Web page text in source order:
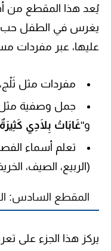
يُعد هذا المقطع من
يغرس في الطفل حب
عليها، عبر مفردات
مفردات مثل
جمل وصفية
و"غَابَاتُ بِلَادِي كَثِيرَةٌ
تعلم أسماء
(الربيع، الصيف،
المقطع السادس:
يركز هذا الجزء على